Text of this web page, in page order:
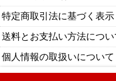
特定商取引法に基づく表示
送料とお支払い方法につい
個人情報の取扱いについて